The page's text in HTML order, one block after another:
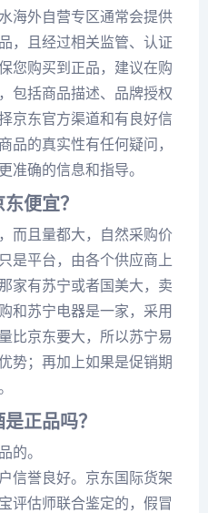
海外自营专区通常会提供
，且经过相关监管、认证
您购买到正品，建议在购
包括商品描述、品牌授权
京东官方渠道和有良好信
品的真实性有任何疑问，
准确的信息和指导。
便宜？
而且量都大，自然采购价
是平台，由各个供应商上
家有苏宁或者国美大，卖
和苏宁电器是一家，采用
比京东要大，所以苏宁易
势；再加上如果是促销期
正品吗？
的。
信誉良好。京东国际货架
评估师联合鉴定的，假冒